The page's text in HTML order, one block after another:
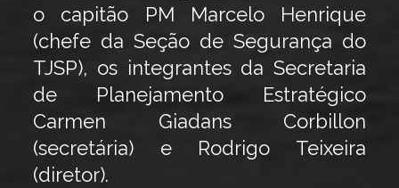
o capitão PM Marcelo Henrique
(chefe da Seção de Segurança do
TJSP), os integrantes da Secretaria
de Planejamento Estratégico
Carmen Giadans Corbillon
(secretária) e Rodrigo Teixeira
(diretor).